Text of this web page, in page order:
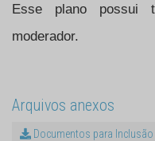
Esse plano
moderador.
Arquivos anexos
Documentos para